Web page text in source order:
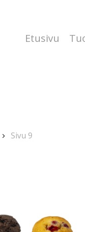
Etusivu
Sivu 9